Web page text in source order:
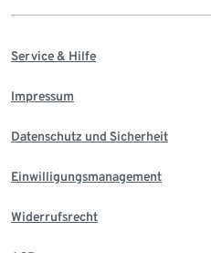
Service & Hilfe
Impressum
Datenschutz und Sicherheit
Einwilligungsmanagement
Widerrufsrecht